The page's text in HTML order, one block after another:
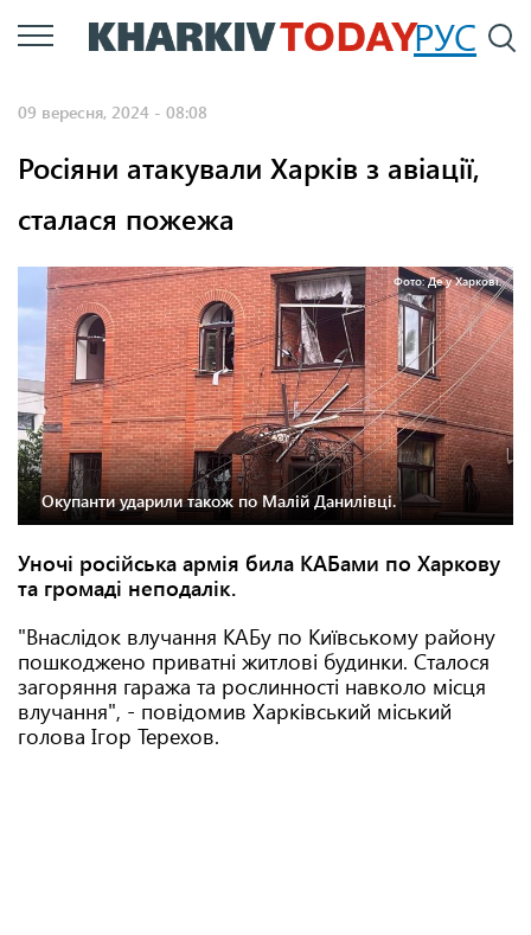
Перейти
до
РУС
09 вересня, 2024 - 08:08
Росіяни атакували Харків з авіації,
сталася пожежа
Фото: Де у Харкові.
Окупанти ударили також по Малій Данилівці.
Уночі російська армія била КАБами по Харкову
та громаді неподалік.
"Внаслідок влучання КАБу по Київському району
пошкоджено приватні житлові будинки. Сталося
загоряння гаража та рослинності навколо місця
влучання", - повідомив Харківський міський
голова Ігор Терехов.